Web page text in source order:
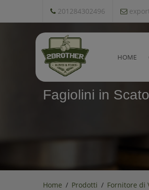
201284302496
HOME
Fagiolini in
Home Prodotti Fornitore di